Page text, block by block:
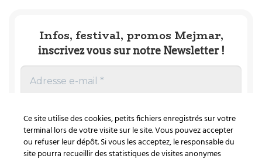
Infos, festival, promos Mejmar,
inscrivez vous sur notre Newsletter !
Nous ne spammons pas ! Consultez notre
Ce site utilise des cookies, petits fichiers enregistrés sur votre
terminal lors de votre visite sur le site. Vous pouvez accepter
ou refuser leur dépôt. Si vous les acceptez, le responsable du
site pourra recueillir des statistiques de visites anonymes